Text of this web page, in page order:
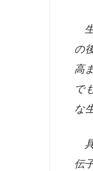
生
の
高
で
な
具
伝